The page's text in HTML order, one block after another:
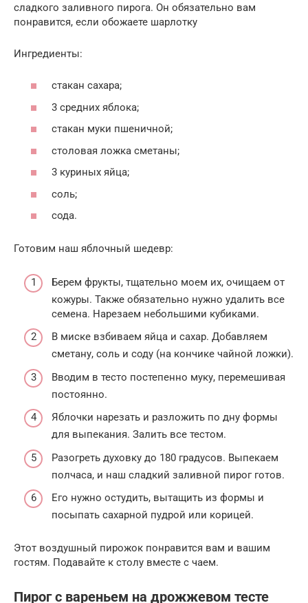
сладкого заливного пирога. Он обязательно вам
понравится, если обожаете шарлотку
Ингредиенты:
стакан сахара;
3 средних яблока;
стакан муки пшеничной;
столовая ложка сметаны;
3 куриных яйца;
соль;
сода.
Готовим наш яблочный шедевр:
Берем фрукты, тщательно моем их, очищаем от
кожуры. Также обязательно нужно удалить все
семена. Нарезаем небольшими кубиками.
В миске взбиваем яйца и сахар. Добавляем
сметану, соль и соду (на кончике чайной ложки).
Вводим в тесто постепенно муку, перемешивая
постоянно.
Яблочки нарезать и разложить по дну формы
для выпекания. Залить все тестом.
Разогреть духовку до 180 градусов. Выпекаем
полчаса, и наш сладкий заливной пирог готов.
Его нужно остудить, вытащить из формы и
посыпать сахарной пудрой или корицей.
Этот воздушный пирожок понравится вам и вашим
гостям. Подавайте к столу вместе с чаем.
Пирог с вареньем на дрожжевом тесте